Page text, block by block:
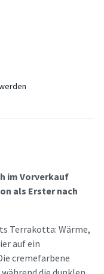
im Vorverkauf
als Erster nach
Terrakotta: Wärme,
auf ein
cremefarbene